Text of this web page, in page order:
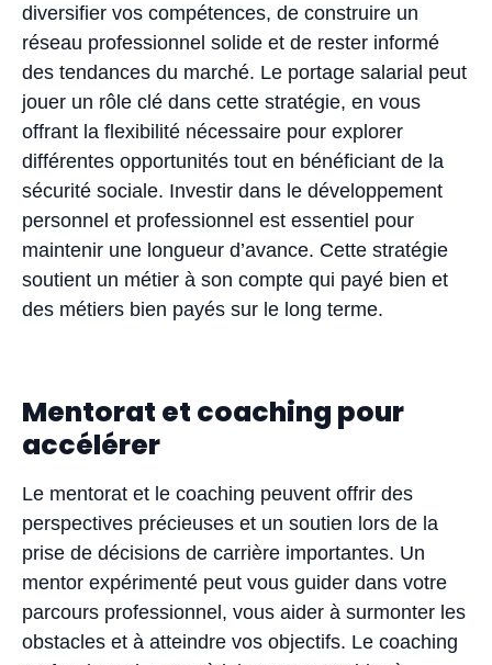
diversifier vos compétences, de construire un
réseau professionnel solide et de rester informé
des tendances du marché. Le portage salarial peut
jouer un rôle clé dans cette stratégie, en vous
offrant la flexibilité nécessaire pour explorer
différentes opportunités tout en bénéficiant de la
sécurité sociale. Investir dans le développement
personnel et professionnel est essentiel pour
maintenir une longueur d’avance. Cette stratégie
soutient un métier à son compte qui payé bien et
des métiers bien payés sur le long terme.
Mentorat et coaching pour
accélérer
Le mentorat et le coaching peuvent offrir des
perspectives précieuses et un soutien lors de la
prise de décisions de carrière importantes. Un
mentor expérimenté peut vous guider dans votre
parcours professionnel, vous aider à surmonter les
obstacles et à atteindre vos objectifs. Le coaching